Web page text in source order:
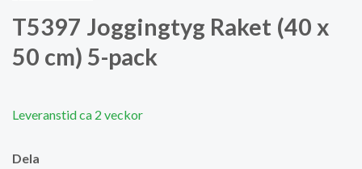
T5397 Joggingtyg Raket (40 x
50 cm) 5-pack
Leveranstid ca 2 veckor
Dela